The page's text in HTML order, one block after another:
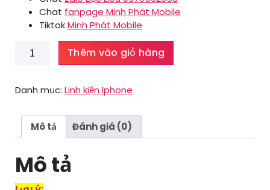
Chat fanpage Minh Phát Mobile
TiktokMinh Phát Mobile
pisen
7
lượng
Thêm vào giỏ hàng
Danh mục: Linh kiện Iphone
Mô tả Đánh giá (0)
Mô tả